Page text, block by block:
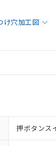
け穴加工図
押ボタンス